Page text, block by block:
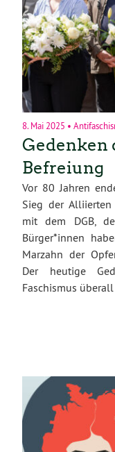
8. Mai 2025 •
Gedenken
Befreiung
Vor 80 Jahren
Sieg der Alliierten
mit dem DGB,
Bürger*innen
Marzahn der
Der heutige
Faschismus